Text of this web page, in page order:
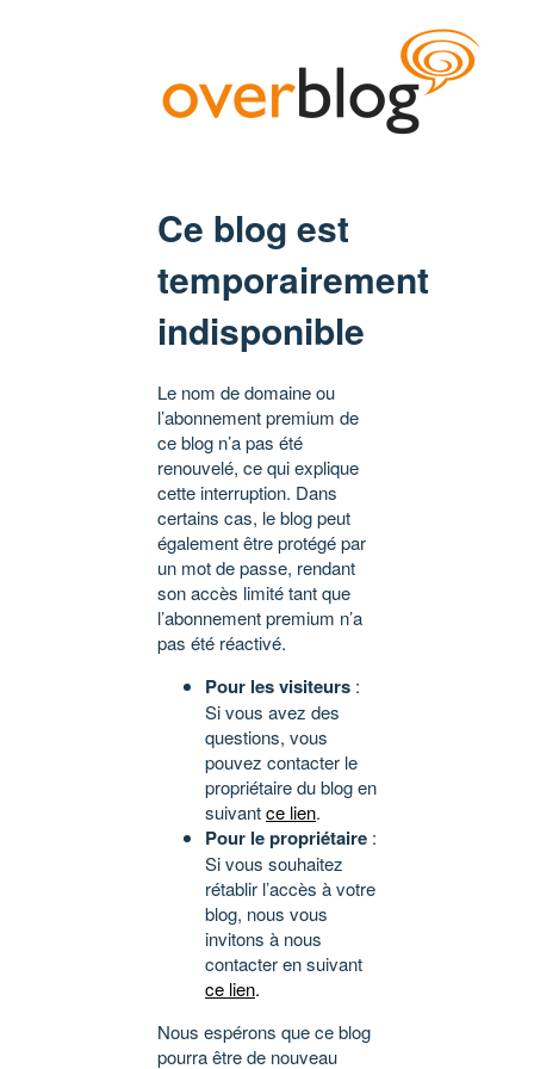
Ce blog est
temporairement
indisponible
Le nom de domaine ou
l’abonnement premium de
ce blog n’a pas été
renouvelé, ce qui explique
cette interruption. Dans
certains cas, le blog peut
également être protégé par
un mot de passe, rendant
son accès limité tant que
l’abonnement premium n’a
pas été réactivé.
Pour les visiteurs :
Si vous avez des
questions, vous
pouvez contacter le
propriétaire du blog en
suivantce lien.
Pour le propriétaire :
Si vous souhaitez
rétablir l’accès à votre
blog, nous vous
invitons à nous
contacter en suivant
ce lien.
Nous espérons que ce blog
pourra être de nouveau